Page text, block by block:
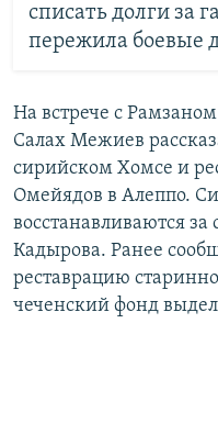
списать долги за
пережила боевые
На встрече с
Салах Межиев
сирийском Хомсе и
Омейядов в Алеппо.
восстанавливаются
Кадырова. Ранее
реставрацию
чеченский фонд